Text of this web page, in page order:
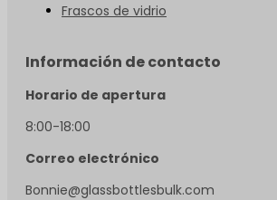
Frascos de vidrio
Información de contacto
Horario de apertura
8:00-18:00
Correo electrónico
Bonnie@glassbottlesbulk.com